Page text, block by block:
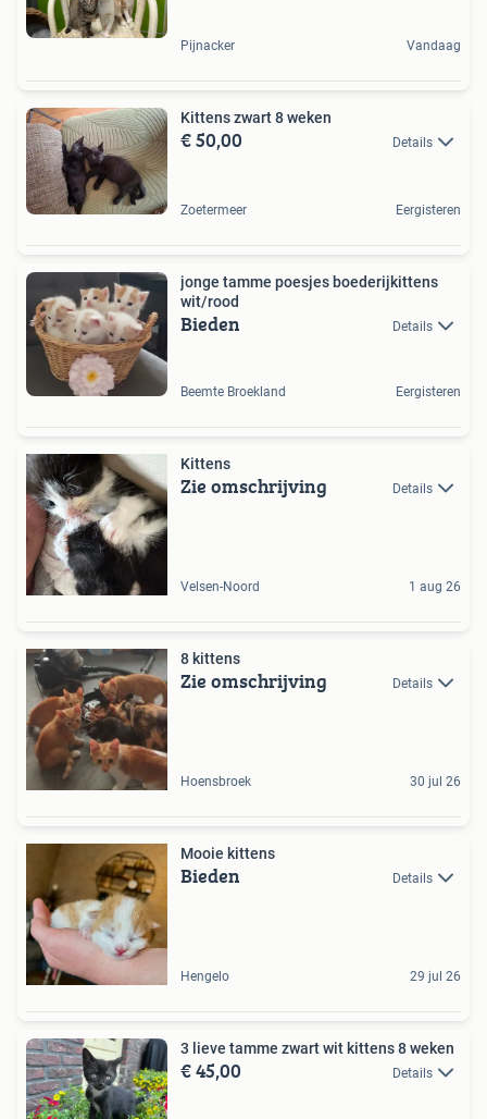
Pijnacker Vandaag
Kittens zwart 8 weken
€ 50,00 Details
Zoetermeer Eergisteren
jonge tamme poesjes boederijkittens
wit/rood
Bieden Details
Beemte Broekland Eergisteren
Kittens
Zie omschrijving Details
Velsen-Noord 1 aug 26
8 kittens
Zie omschrijving Details
Hoensbroek 30 jul 26
Mooie kittens
Bieden Details
Hengelo 29 jul 26
3 lieve tamme zwart wit kittens 8 weken
€ 45,00 Details